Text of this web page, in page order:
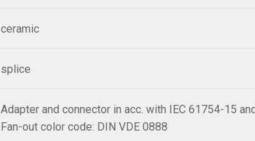
ceramic
splice
Adapter and connector in acc. with IEC 61754-15
Fan-out color code: DIN VDE 0888